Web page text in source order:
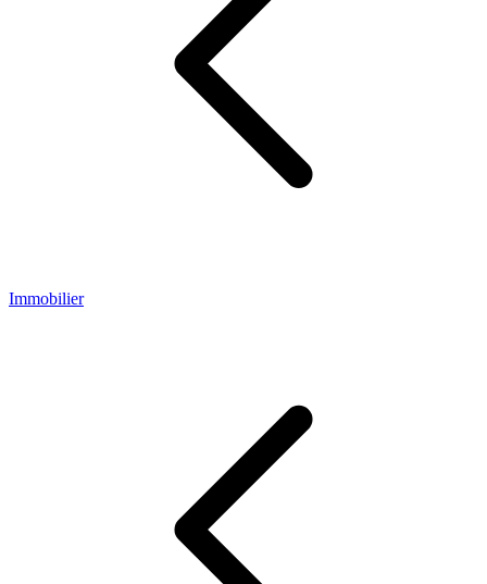
Immobilier